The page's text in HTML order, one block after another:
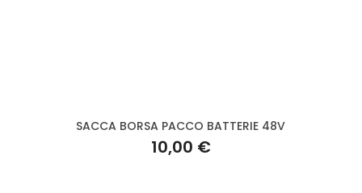
SACCA BORSA PACCO BATTERIE 48V
10,00 €